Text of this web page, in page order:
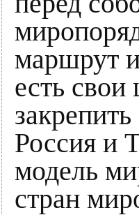
маршрут
есть
Россия и
модель
стран